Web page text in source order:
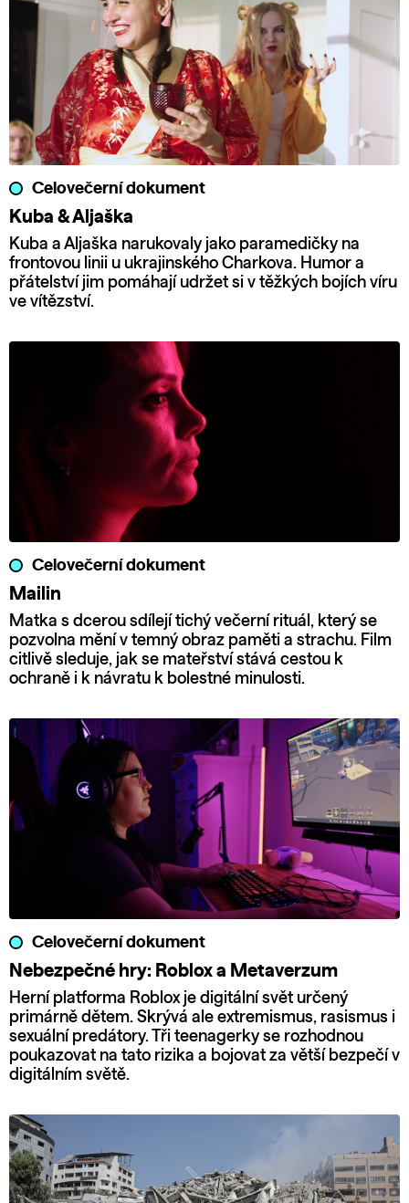
Celovečerní dokument
Kuba & Aljaška
Kuba a Aljaška narukovaly jako paramedičky na
frontovou linii u ukrajinského Charkova. Humor a
přátelství jim pomáhají udržet si v těžkých bojích víru
ve vítězství.
Celovečerní dokument
Mailin
Matka s dcerou sdílejí tichý večerní rituál, který se
pozvolna mění v temný obraz paměti a strachu. Film
citlivě sleduje, jak se mateřství stává cestou k
ochraně i k návratu k bolestné minulosti.
Celovečerní dokument
Nebezpečné hry: Roblox a Metaverzum
Herní platforma Roblox je digitální svět určený
primárně dětem. Skrývá ale extremismus, rasismus i
sexuální predátory. Tři teenagerky se rozhodnou
poukazovat na tato rizika a bojovat za větší bezpečí v
digitálním světě.